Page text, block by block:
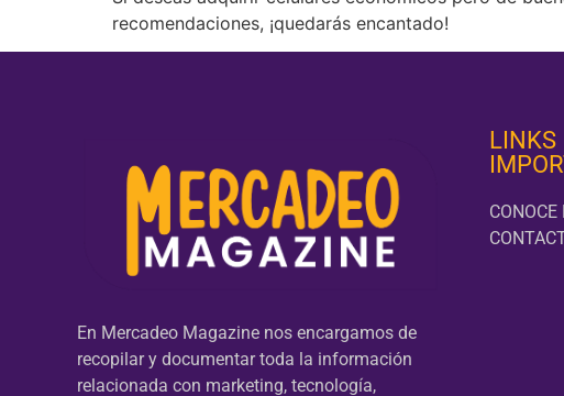
recomendaciones, ¡quedarás encantado!
En Mercadeo Magazine nos encargamos de
recopilar y documentar toda la información
relacionada con marketing, tecnología,
LINKS